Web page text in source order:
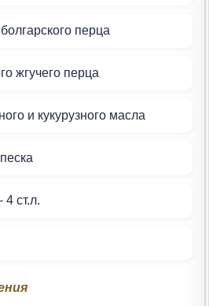
перца
жгучего перца
и кукурузного масла
ст.л.